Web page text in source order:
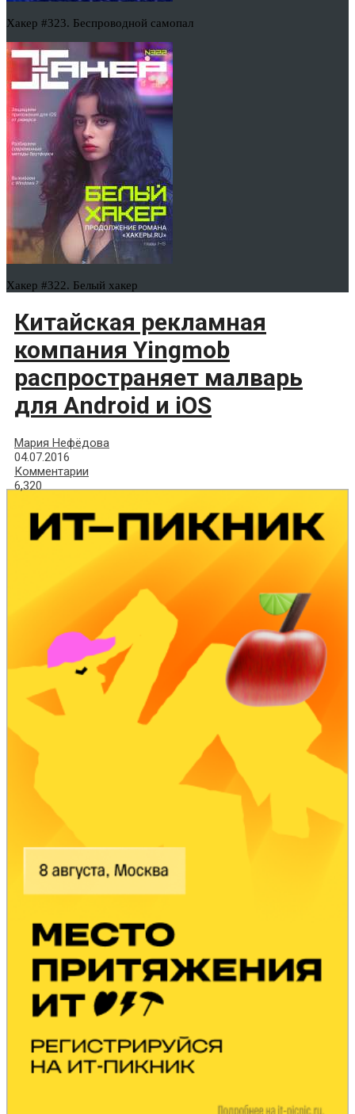
Хакер #323. Беспроводной самопал
Хакер #322. Белый хакер
Китайская рекламная
компания Yingmob
распространяет малварь
для Android и iOS
Мария Нефёдова
04.07.2016
Комментарии
6,320